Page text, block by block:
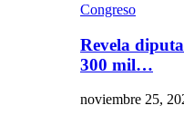
Congreso
Revela
300 mil…
noviembre 25,